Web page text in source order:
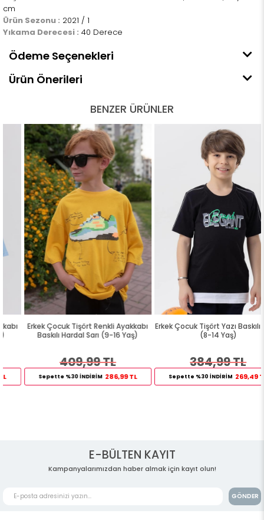
cm
Ürün Sezonu : 2021 / 1
Yıkama Derecesi : 40 Derece
Ödeme Seçenekleri
Ürün Önerileri
BENZER ÜRÜNLER
Erkek Çocuk Tişört Renkli Ayakkabı
Baskılı Hardal Sarı (9-16 Yaş)
409,99 TL
Sepette %30 İNDİRİM 286,99 TL
Erkek Çocuk Tişört Yazı Baskılı Siyah
(8-14 Yaş)
384,99 TL
Sepette %30 İNDİRİM 269,49 TL
E-BÜLTEN KAYIT
Kampanyalarımızdan haber almak için kayıt olun!
GÖNDER